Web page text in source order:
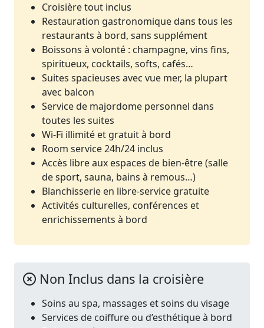
Croisière tout inclus
Restauration gastronomique dans tous les
restaurants à bord, sans supplément
Boissons à volonté : champagne, vins fins,
spiritueux, cocktails, softs, cafés…
Suites spacieuses avec vue mer, la plupart
avec balcon
Service de majordome personnel dans
toutes les suites
Wi-Fi illimité et gratuit à bord
Room service 24h/24 inclus
Accès libre aux espaces de bien-être (salle
de sport, sauna, bains à remous…)
Blanchisserie en libre-service gratuite
Activités culturelles, conférences et
enrichissements à bord
Non Inclus dans la croisière
Soins au spa, massages et soins du visage
Services de coiffure ou d’esthétique à bord